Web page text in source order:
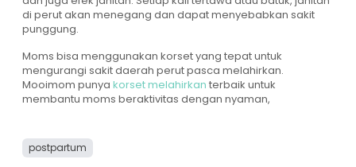
di perut akan menegang dan dapat menyebabkan sakit
punggung.
Moms bisa menggunakan korset yang tepat untuk
mengurangi sakit daerah perut pasca melahirkan.
Mooimom punya korset melahirkan terbaik untuk
membantu moms beraktivitas dengan nyaman,
postpartum